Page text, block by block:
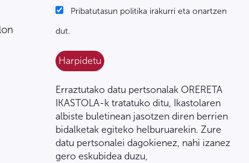
Pribatutasun politika irakurri eta onartzen
dut.
Erraztutako datu pertsonalak ORERETA
IKASTOLA-k tratatuko ditu, Ikastolaren
albiste buletinean jasotzen diren berrien
bidalketak egiteko helburuarekin. Zure
datu pertsonalei dagokienez, nahi izanez
gero eskubidea duzu,